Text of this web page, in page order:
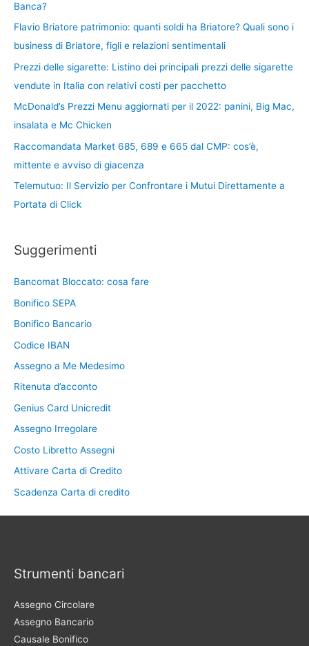
Banca?
Flavio Briatore patrimonio: quanti soldi ha Briatore? Quali sono i
business di Briatore, figli e relazioni sentimentali
Prezzi delle sigarette: Listino dei principali prezzi delle sigarette
vendute in Italia con relativi costi per pacchetto
McDonald’s Prezzi Menu aggiornati per il 2022: panini, Big Mac,
insalata e Mc Chicken
Raccomandata Market 685, 689 e 665 dal CMP: cos’è,
mittente e avviso di giacenza
Telemutuo: Il Servizio per Confrontare i Mutui Direttamente a
Portata di Click
Suggerimenti
Bancomat Bloccato: cosa fare
Bonifico SEPA
Bonifico Bancario
Codice IBAN
Assegno a Me Medesimo
Ritenuta d’acconto
Genius Card Unicredit
Assegno Irregolare
Costo Libretto Assegni
Attivare Carta di Credito
Scadenza Carta di credito
Strumenti bancari
Assegno Circolare
Assegno Bancario
Causale Bonifico